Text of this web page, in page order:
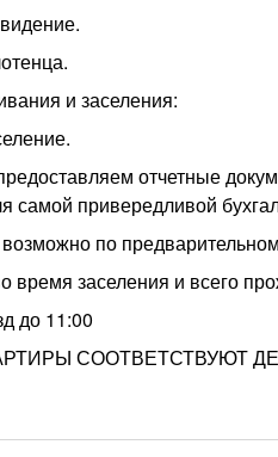
и заселения:
отчетные
самой привередливой
по
время заселения и всего
до 11:00
СООТВЕТСТВУЮТ